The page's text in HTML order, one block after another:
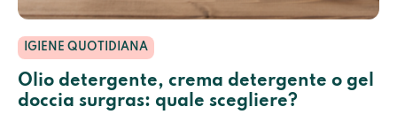
IGIENE QUOTIDIANA
Olio detergente, crema detergente o gel
doccia surgras: quale scegliere?